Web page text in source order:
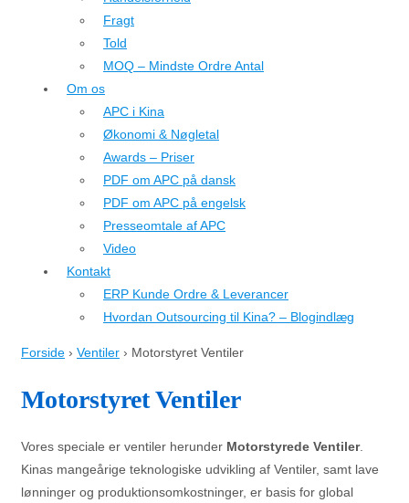
Fragt
Told
MOQ – Mindste Ordre Antal
Om os
APC i Kina
Økonomi & Nøgletal
Awards – Priser
PDF om APC på dansk
PDF om APC på engelsk
Presseomtale af APC
Video
Kontakt
ERP Kunde Ordre & Leverancer
Hvordan Outsourcing til Kina? – Blogindlæg
Forside › Ventiler › Motorstyret Ventiler
Motorstyret Ventiler
Vores speciale er ventiler herunder Motorstyrede Ventiler.
Kinas mangeårige teknologiske udvikling af Ventiler, samt lave
lønninger og produktionsomkostninger, er basis for global